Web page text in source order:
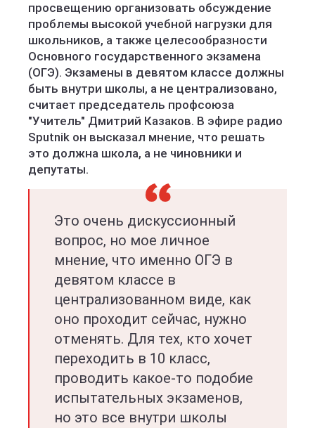
просвещению организовать обсуждение
проблемы высокой учебной нагрузки для
школьников, а также целесообразности
Основного государственного экзамена
(ОГЭ). Экзамены в девятом классе должны
быть внутри школы, а не централизовано,
считает председатель профсоюза
"Учитель" Дмитрий Казаков. В эфире радио
Sputnik он высказал мнение, что решать
это должна школа, а не чиновники и
депутаты.
Это очень дискуссионный
вопрос, но мое личное
мнение, что именно ОГЭ в
девятом классе в
централизованном виде, как
оно проходит сейчас, нужно
отменять. Для тех, кто хочет
переходить в 10 класс,
проводить какое-то подобие
испытательных экзаменов,
но это все внутри школы